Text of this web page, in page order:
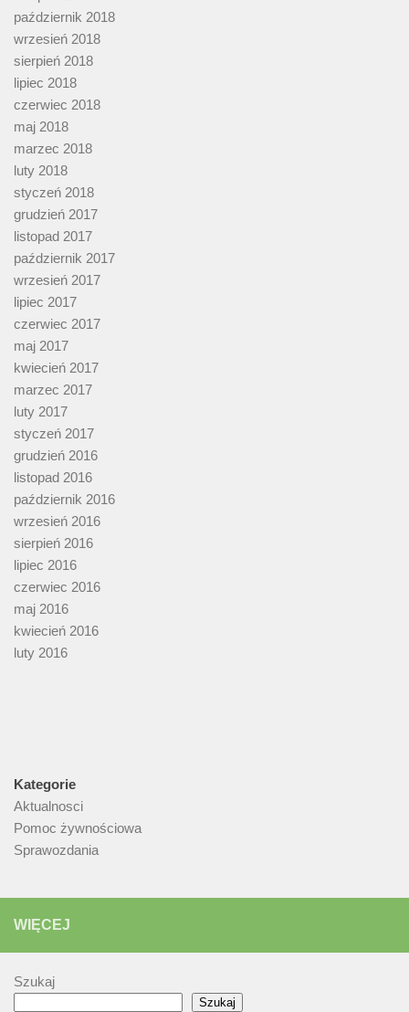
październik 2018
wrzesień 2018
sierpień 2018
lipiec 2018
czerwiec 2018
maj 2018
marzec 2018
luty 2018
styczeń 2018
grudzień 2017
listopad 2017
październik 2017
wrzesień 2017
lipiec 2017
czerwiec 2017
maj 2017
kwiecień 2017
marzec 2017
luty 2017
styczeń 2017
grudzień 2016
listopad 2016
październik 2016
wrzesień 2016
sierpień 2016
lipiec 2016
czerwiec 2016
maj 2016
kwiecień 2016
luty 2016
Kategorie
Aktualnosci
Pomoc żywnościowa
Sprawozdania
WIĘCEJ
Szukaj
Szukaj